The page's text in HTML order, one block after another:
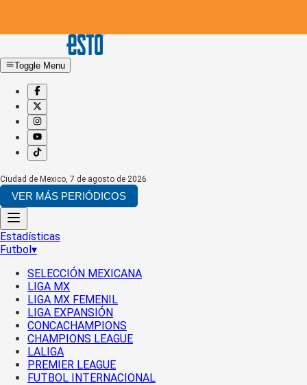
Toggle Menu
Ciudad de Mexico, 7 de agosto de 2026
VER MÁS PERIÓDICOS
Estadísticas
Futbol▾
SELECCIÓN MEXICANA
LIGA MX
LIGA MX FEMENIL
LIGA EXPANSIÓN
CONCACHAMPIONS
CHAMPIONS LEAGUE
LALIGA
PREMIER LEAGUE
FUTBOL INTERNACIONAL